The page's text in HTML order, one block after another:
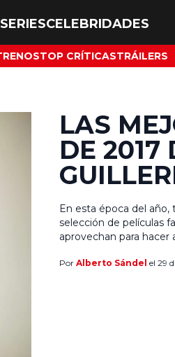
SERIESCELEBRIDADES
TOP CRÍTICASTRÁILERS
LAS
DE 2017
En esta época del año,
selección de películas
aprovechan para
Óscar. Una de las
Por Alberto Sándel el 29